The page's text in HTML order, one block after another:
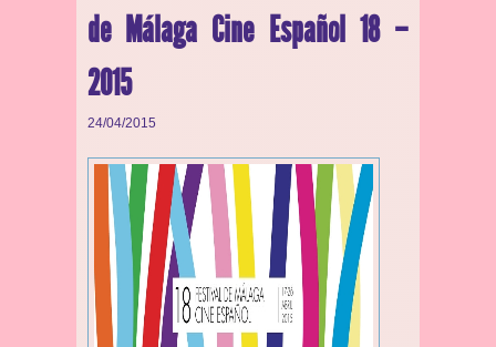
de Málaga Cine Español 18 –
2015
24/04/2015